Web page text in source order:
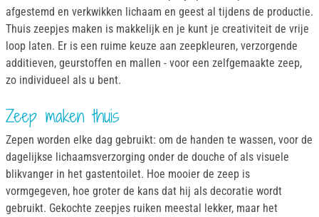
afgestemd en verkwikken lichaam en geest al tijdens de productie.
Thuis zeepjes maken is makkelijk en je kunt je creativiteit de vrije
loop laten. Er is een ruime keuze aan zeepkleuren, verzorgende
additieven, geurstoffen en mallen - voor een zelfgemaakte zeep,
zo individueel als u bent.
Zeep maken thuis
Zepen worden elke dag gebruikt: om de handen te wassen, voor de
dagelijkse lichaamsverzorging onder de douche of als visuele
blikvanger in het gastentoilet. Hoe mooier de zeep is
vormgegeven, hoe groter de kans dat hij als decoratie wordt
gebruikt. Gekochte zeepjes ruiken meestal lekker, maar het